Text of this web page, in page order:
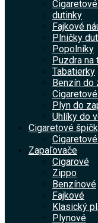
dutinky
Fajkové
Plničky
Popolníky
Puzdra na
Tabatierky
Benzín do
Plyn do
Uhlíky do
Cigaretové
Zapaľovače
Cigarové
Zippo
Benzínové
Fajkové
Klasický
Plynové